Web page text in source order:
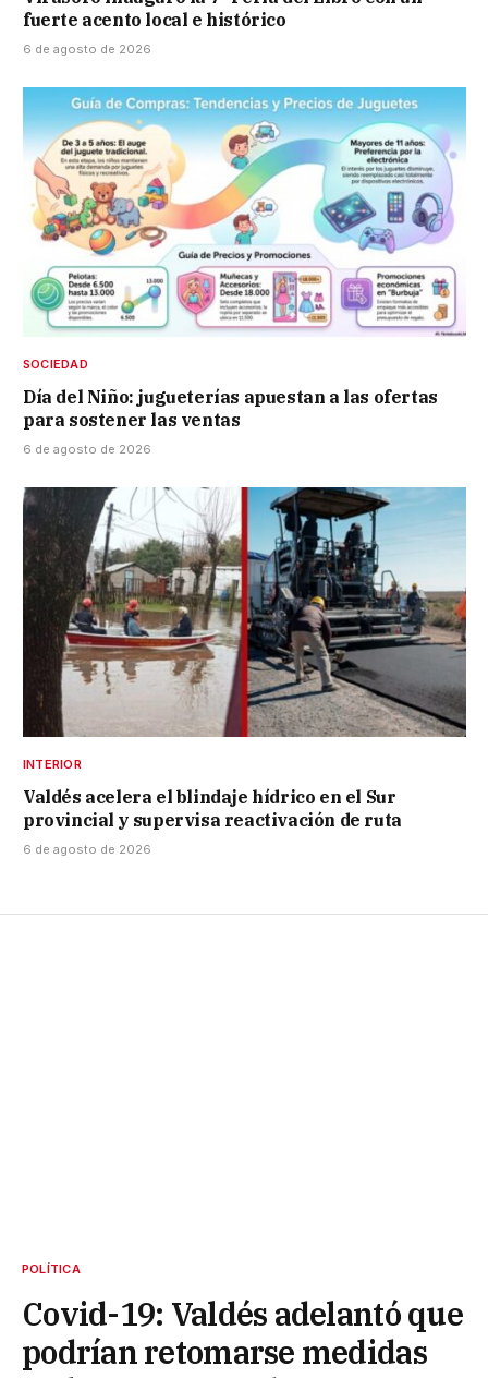
fuerte acento local e histórico
6 de agosto de 2026
SOCIEDAD
Día del Niño: jugueterías apuestan a las ofertas
para sostener las ventas
6 de agosto de 2026
INTERIOR
Valdés acelera el blindaje hídrico en el Sur
provincial y supervisa reactivación de ruta
6 de agosto de 2026
POLÍTICA
Covid-19: Valdés adelantó que
podrían retomarse medidas